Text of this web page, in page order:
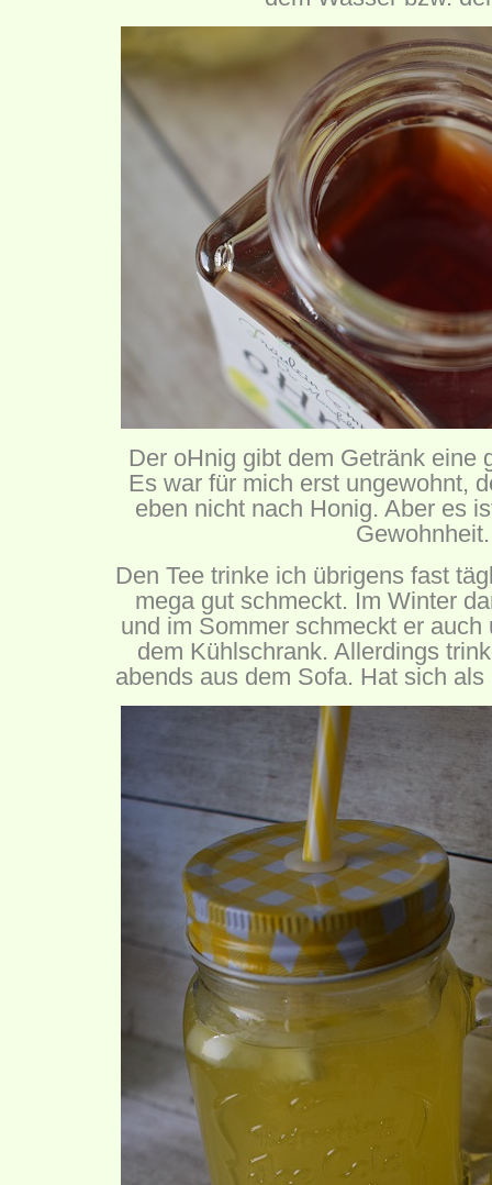
Der oHnig gibt dem Getränk eine
Es war für mich erst ungewohnt,
eben nicht nach Honig. Aber es
Gewohnheit.
Den Tee trinke ich übrigens fast
mega gut schmeckt. Im Winter
und im Sommer schmeckt er
dem Kühlschrank. Allerdings
abends aus dem Sofa. Hat sich